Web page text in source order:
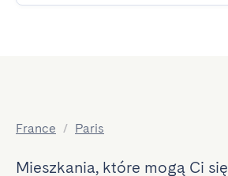
France / Paris
Mieszkania, które mogą Ci się